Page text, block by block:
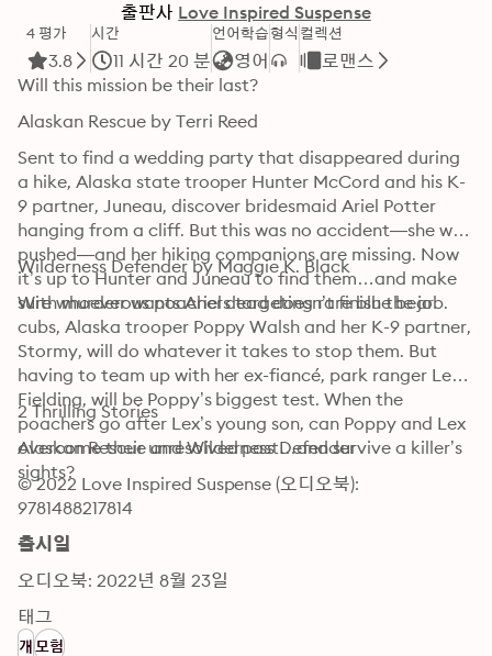
출판사 Love Inspired Suspense
4 평가
3.8
시간
11 시간 20 분
언어학습
영어
형식 컬렉션
로맨스
Will this mission be their last?
Alaskan Rescue by Terri Reed
Sent to find a wedding party that disappeared during
a hike, Alaska state trooper Hunter McCord and his K-
9 partner, Juneau, discover bridesmaid Ariel Potter
hanging from a cliff. But this was no accident—she was
pushed—and her hiking companions are missing. Now
it’s up to Hunter and Juneau to find them…and make
sure whoever wants Ariel dead doesn’t finish the job.
Wilderness Defender by Maggie K. Black
With murderous poachers targeting rare blue bear
cubs, Alaska trooper Poppy Walsh and her K-9 partner,
Stormy, will do whatever it takes to stop them. But
having to team up with her ex-fiancé, park ranger Lex
Fielding, will be Poppy’s biggest test. When the
poachers go after Lex’s young son, can Poppy and Lex
overcome their unresolved past…and survive a killer’s
sights?
2 Thrilling Stories
Alaskan Rescue and Wilderness Defender
© 2022 Love Inspired Suspense (오디오북):
9781488217814
출시일
오디오북: 2022년 8월 23일
태그
개모험